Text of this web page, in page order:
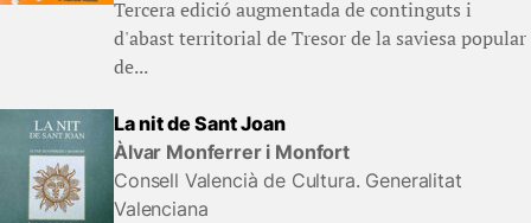
Tercera edició augmentada de continguts i
d'abast territorial de Tresor de la saviesa popular
de...
La nit de Sant Joan
Àlvar Monferrer i Monfort
Consell Valencià de Cultura. Generalitat
Valenciana